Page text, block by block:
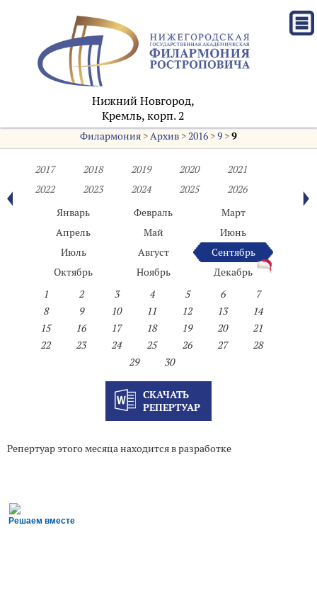
Нижний Новгород,
Кремль, корп. 2
Филармония>Архив>2016>9>9
2017 2018 2019 2020
2021
2022
2023 2024 2025
2026
Январь
Февраль
Март
Апрель
Май
Июнь
Июль
Август
Сентябрь
Октябрь
Ноябрь
Декабрь
1
2 3 4 5 6
7
8
9 10 11 12 13
14
15
16 17 18 19 20
21
22
23 24 25 26 27
28
29
30
СКАЧАТЬ
РЕПЕРТУАР
Репертуар этого месяца находится в разработке
Решаем вместе